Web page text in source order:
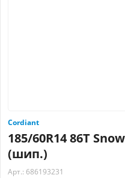
Cordiant
185/60R14 86T
(шип.)
Арт.: 686193231